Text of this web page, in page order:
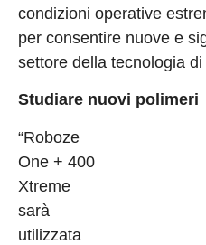
condizioni operative
per consentire nuove e
settore della tecnologia
Studiare nuovi polimeri
“Roboze
One + 400
Xtreme
sarà
utilizzata